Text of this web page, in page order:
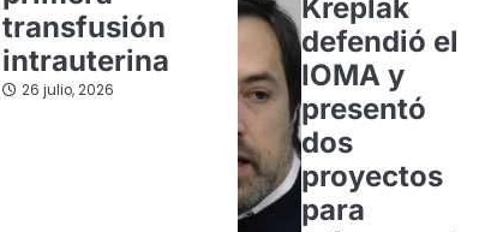
transfusión
intrauterina
26 julio, 2026
Kreplak
defendió el
IOMA y
presentó
dos
proyectos
para